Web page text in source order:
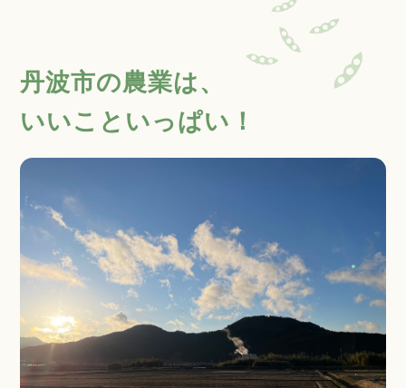
丹波市の農業は、
いいこといっぱい！